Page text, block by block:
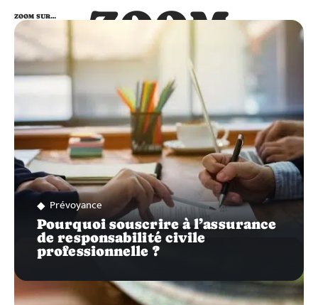
ZOOM
SUR…
ZOOM SUR…
Prévoyance
Pourquoi souscrire à l’assurance
de responsabilité civile
professionnelle ?